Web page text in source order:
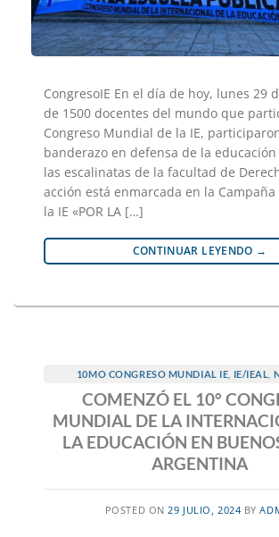
CongresoIE En el día de hoy, lunes 29
de 1500 docentes del mundo que
Congreso Mundial de la IE,
banderazo en defensa de la
las escalinatas de la facultad de
acción está enmarcada en la
la IE «POR LA […]
CONTINUAR LEYENDO →
10MO CONGRESO MUNDIAL IE IE/IEAL
COMENZÓ EL 10°
MUNDIAL DE LA
LA EDUCACIÓN EN
ARGENTINA
POSTED ON 29 JULIO, 2024 BY